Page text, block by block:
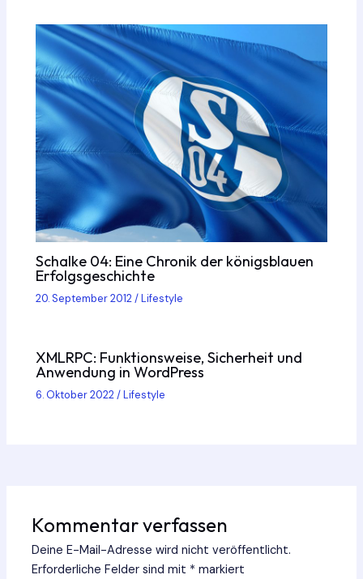
Schalke 04: Eine Chronik der königsblauen
Erfolgsgeschichte
20. September 2012/Lifestyle
XMLRPC: Funktionsweise, Sicherheit und
Anwendung in WordPress
6. Oktober 2022/Lifestyle
Kommentar verfassen
Deine E-Mail-Adresse wird nicht veröffentlicht.
Erforderliche Felder sind mit * markiert